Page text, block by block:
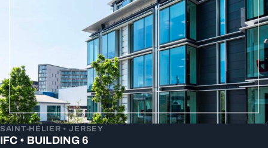
IFC • BUILDING 6
SAINT-HÉLIER • JERSEY